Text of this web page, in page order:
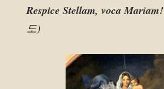
Respice Stellam, voca Mariam!
도)